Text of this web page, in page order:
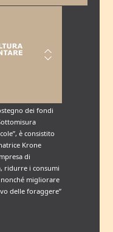
dei fondi
è consistito
Krone
di
ridurre i consumi
migliorare
delle foraggere”